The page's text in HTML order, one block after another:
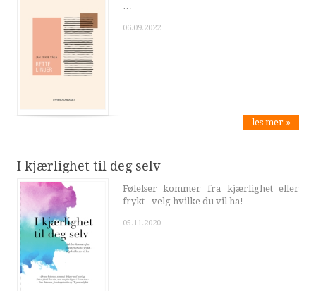
…
06.09.2022
les mer »
I kjærlighet til deg selv
Følelser kommer fra kjærlighet eller
frykt - velg hvilke du vil ha!
05.11.2020